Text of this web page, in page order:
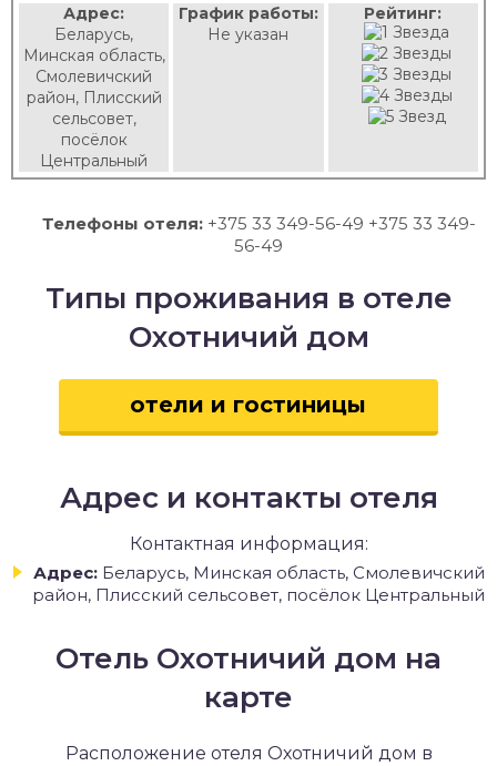
Адрес:
Беларусь,
Минская область,
Смолевичский
район, Плисский
сельсовет,
посёлок
Центральный
График работы:
Не указан
Рейтинг:
Телефоны отеля: +375 33 349-56-49 +375 33 349-
56-49
Типы проживания в отеле
Охотничий дом
отели и гостиницы
Адрес и контакты отеля
Контактная информация:
Адрес: Беларусь, Минская область, Смолевичский
район, Плисский сельсовет, посёлок Центральный
Отель Охотничий дом на
карте
Расположение отеля Охотничий дом в